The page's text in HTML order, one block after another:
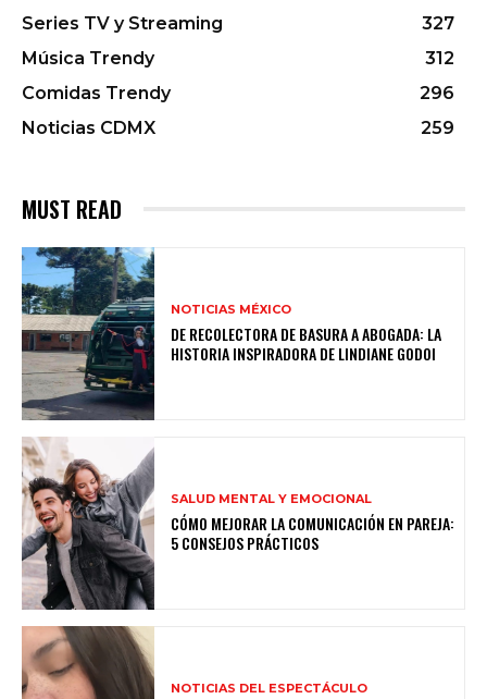
Series TV y Streaming
327
Música Trendy
312
Comidas Trendy
296
Noticias CDMX
259
MUST READ
NOTICIAS MÉXICO
DE RECOLECTORA DE BASURA A ABOGADA: LA
HISTORIA INSPIRADORA DE LINDIANE GODOI
SALUD MENTAL Y EMOCIONAL
CÓMO MEJORAR LA COMUNICACIÓN EN PAREJA:
5 CONSEJOS PRÁCTICOS
NOTICIAS DEL ESPECTÁCULO